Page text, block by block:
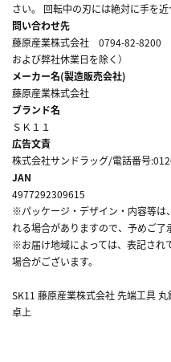
さい。 回転中の刃には絶対に手を近
問い合わせ先
藤原産業株式会社 0794-82-8200
および弊社休業日を除く）
メーカー名(製造販売会社)
藤原産業株式会社
ブランド名
ＳＫ１１
広告文責
株式会社サンドラッグ/電話番号
JAN
4977292309615
※パッケージ・デザイン・内容等は
れる場合がありますので、予めご了
※お届け地域によっては、表記され
場合がございます。
SK11 藤原産業株式会社 先端工具
卓上